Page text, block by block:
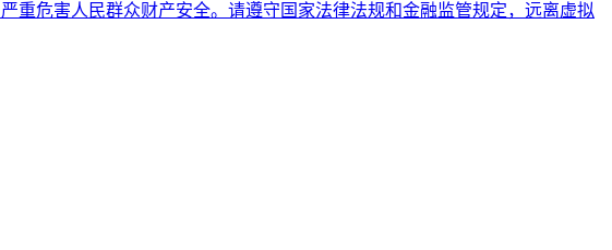
重危害人民群众财产安全。请遵守国家法律法规和金融监管规定，远离虚拟